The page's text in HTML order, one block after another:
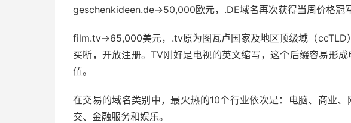
geschenkideen.de→50,000欧元，.DE域名再次获得当周价格冠军
film.tv→65,000美元，.tv原为图瓦卢国家及地区顶级域（
买断，开放注册。TV刚好是电视的英文缩写，这个后缀容易形
值。
在交易的域名类别中，最火热的10个行业依次是：电脑、商业
交、金融服务和娱乐。